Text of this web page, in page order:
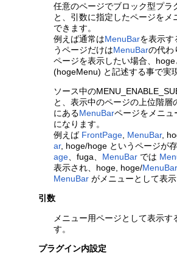
任意のページでブロック型プラ
と、引数に指定したページをメ
できます。
例えば通常はMenuBarを表示す
うページだけはMenuBarの代わ
ページを表示したい場合、
(hogeMenu) と記述する事で実
ソース中の
と、表示中のページの上位階層
にあるMenuBarページをメニュ
になります。
例えば FrontPage MenuBar,
ar, hoge/hoge というページが存
age 、fuga、 MenuBar では
表示され、hoge, hoge/MenuBar
MenuBar がメニューとして表示
引数
メニュー用ページとして表示す
す。
プラグイン内設定